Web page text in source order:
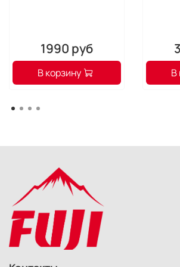
БЫСТРАЯ ПЕРЕДАЧА ДАННЫХ
Карта поддерживает скорость
Этой карте памяти присвоен класс
качество записи видео, а это значит,
снимать в формате Full HD
благодаря объему памяти до 128 ГБ
сохранить большое количество
формате Full HD до необходимости их
компьютер.
1990 руб
В корзину В